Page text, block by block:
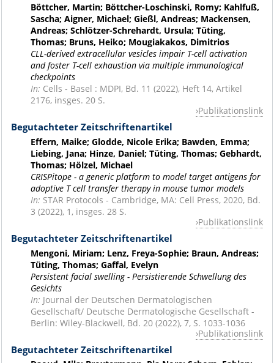
Böttcher, Martin; Böttcher-Loschinski, Romy; Kahlfuß,
Sascha; Aigner, Michael; Gießl, Andreas; Mackensen,
Andreas; Schlötzer-Schrehardt, Ursula; Tüting,
Thomas; Bruns, Heiko; Mougiakakos, Dimitrios
CLL-derived extracellular vesicles impair T-cell activation
and foster T-cell exhaustion via multiple immunological
checkpoints
In: Cells - Basel : MDPI, Bd. 11 (2022), Heft 14, Artikel
2176, insges. 20 S.
Publikationslink
Begutachteter Zeitschriftenartikel
Effern, Maike; Glodde, Nicole Erika; Bawden, Emma;
Liebing, Jana; Hinze, Daniel; Tüting, Thomas; Gebhardt,
Thomas; Hölzel, Michael
CRISPitope - a generic platform to model target antigens for
adoptive T cell transfer therapy in mouse tumor models
In: STAR Protocols - Cambridge, MA: Cell Press, 2020, Bd.
3 (2022), 1, insges. 28 S.
Publikationslink
Begutachteter Zeitschriftenartikel
Mengoni, Miriam; Lenz, Freya-Sophie; Braun, Andreas;
Tüting, Thomas; Gaffal, Evelyn
Persistent facial swelling - Persistierende Schwellung des
Gesichts
In: Journal der Deutschen Dermatologischen
Gesellschaft/ Deutsche Dermatologische Gesellschaft -
Berlin: Wiley-Blackwell, Bd. 20 (2022), 7, S. 1033-1036
Publikationslink
Begutachteter Zeitschriftenartikel